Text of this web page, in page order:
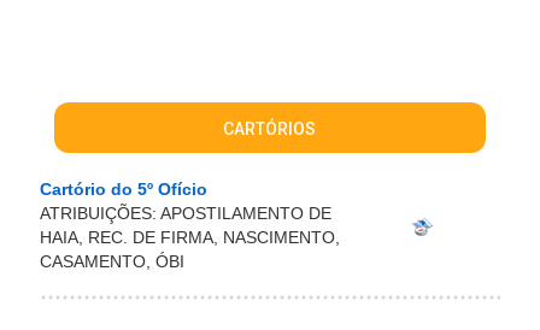
CARTÓRIOS
Cartório do 5º Ofício
ATRIBUIÇÕES: APOSTILAMENTO DE
HAIA, REC. DE FIRMA, NASCIMENTO,
CASAMENTO, ÓBI